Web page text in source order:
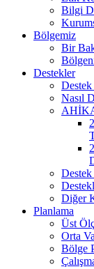
Bilgi
Bölgemiz
Bir
Destekler
Destek
Nasıl
Diğer
Planlama
Üst
Orta
Bölge